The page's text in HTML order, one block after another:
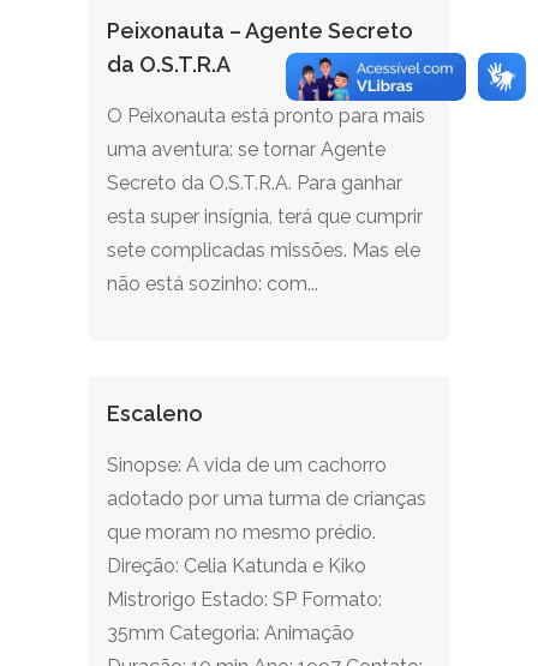
Peixonauta – Agente Secreto
da O.S.T.R.A
O Peixonauta está pronto para mais
uma aventura: se tornar Agente
Secreto da O.S.T.R.A. Para ganhar
esta super insígnia, terá que cumprir
sete complicadas missões. Mas ele
não está sozinho: com...
Escaleno
Sinopse: A vida de um cachorro
adotado por uma turma de crianças
que moram no mesmo prédio.
Direção: Celia Katunda e Kiko
Mistrorigo Estado: SP Formato:
35mm Categoria: Animação